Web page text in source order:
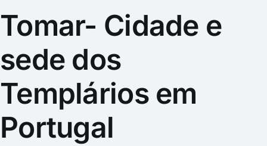
Tomar- Cidade e
sede dos
Templários em
Portugal